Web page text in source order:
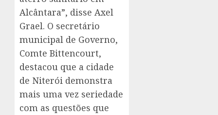
Alcântara”, disse Axel
Grael. O secretário
municipal de Governo,
Comte Bittencourt,
destacou que a cidade
de Niterói demonstra
mais uma vez seriedade
com as questões que